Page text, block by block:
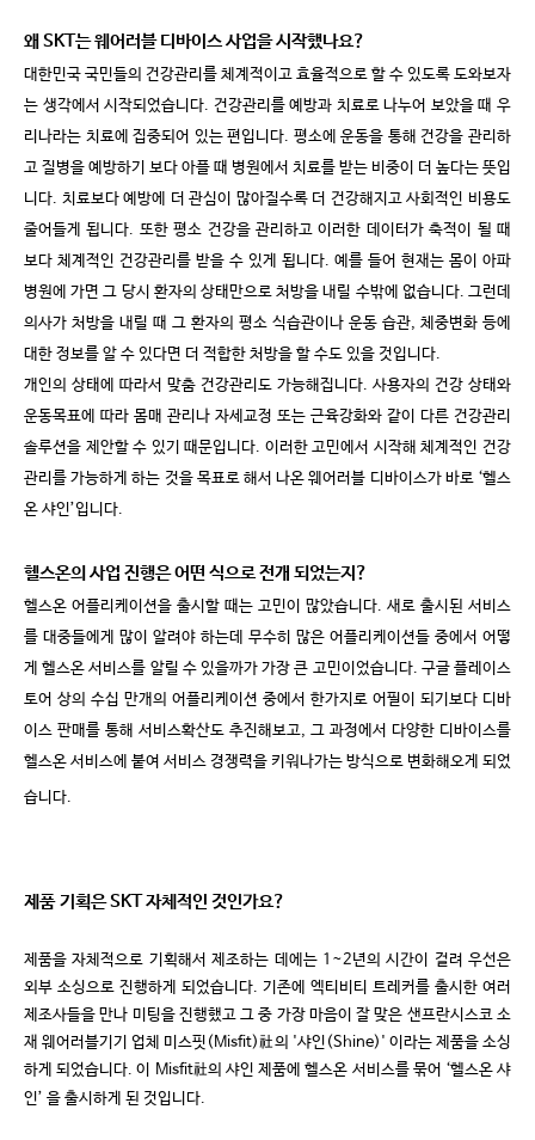
왜 SKT 는 웨어러블 디바이스 사업을 시작했나요?
대한민국 국민들의 건강관리를 체계적이고 효율적으로 할 수 있도록 도와보자
는 생각에서 시작되었습니다. 건강관리를 예방과 치료로 나누어 보았을 때 우
리나라는 치료에 집중되어 있는 편입니다. 평소에 운동을 통해 건강을 관리하
고 질병을 예방하기 보다 아플 때 병원에서 치료를 받는 비중이 더 높다는 뜻입
니다. 치료보다 예방에 더 관심이 많아질수록 더 건강해지고 사회적인 비용도
줄어들게 됩니다. 또한 평소 건강을 관리하고 이러한 데이터가 축적이 될 때
보다 체계적인 건강관리를 받을 수 있게 됩니다. 예를 들어 현재는 몸이 아파
병원에 가면 그 당시 환자의 상태만으로 처방을 내릴 수밖에 없습니다.그런데
의사가 처방을 내릴 때 그 환자의 평소 식습관이나 운동 습관, 체중변화 등에
대한 정보를 알 수 있다면 더 적합한 처방을 할 수도 있을 것입니다.
개인의 상태에 따라서 맞춤 건강관리도 가능해집니다. 사용자의 건강 상태와
운동목표에 따라 몸매 관리나 자세교정 또는 근육강화와 같이 다른 건강관리
솔루션을 제안할 수 있기 때문입니다. 이러한 고민에서 시작해 체계적인 건강
관리를 가능하게 하는 것을 목표로 해서 나온 웨어러블 디바이스가 바로‘헬스
온 샤인’입니다.
헬스온의 사업 진행은 어떤 식으로 전개 되었는지 ?
헬스온 어플리케이션을 출시할 때는 고민이 많았습니다. 새로 출시된 서비스
를 대중들에게 많이 알려야 하는데 무수히 많은 어플리케이션들 중에서 어떻
게 헬스온 서비스를 알릴 수 있을까가 가장 큰 고민이었습니다. 구글 플레이스
토어 상의 수십 만개의 어플리케이션 중에서 한가지로 어필이 되기보다 디바
이스 판매를 통해 서비스확산도 추진해보고, 그 과정에서 다양한 디바이스를
헬스온 서비스에 붙여 서비스 경쟁력을 키워나가는 방식으로 변화해오게 되었
습니다.
제품 기획은SKT 자체적인 것인가요?
제품을 자체적으로 기획해서 제조하는 데에는1~2년의 시간이 걸려 우선은
외부 소싱으로 진행하게 되었습니다. 기존에 엑티비티 트레커를 출시한 여러
제조사들을 만나 미팅을 진행했고 그 중 가장 마음이 잘 맞은 샌프란시스코 소
재 웨어러블기기 업체 미스핏 (Misfit)社의 '샤인 (Shine)' 이라는 제품을 소싱
하게 되었습니다.이 Misfit社의 샤인 제품에 헬스온 서비스를 묶어 ‘헬스온 샤
인’ 을 출시하게 된 것입니다.